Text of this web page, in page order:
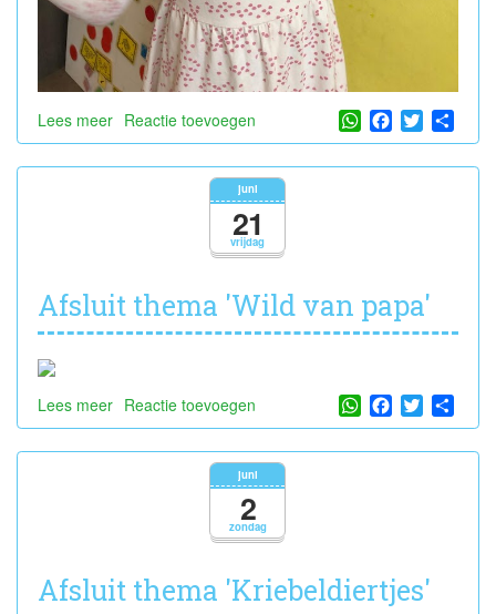
Lees meer over
Hoera
voor
Reactie toevoegen WhatsApp
Facebook
Twitter
vrijdag
juni
21
Afsluit thema 'Wild van papa'
Lees meer over
Afsluit
thema
Reactie toevoegen WhatsApp
Facebook
Twitter
zondag
juni
2
Afsluit thema 'Kriebeldiertjes'